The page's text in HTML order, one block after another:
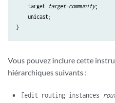
    target
target-community;
    unicast;
Vous pouvez inclure cette
hiérarchiques suivants :
[edit routing-instances